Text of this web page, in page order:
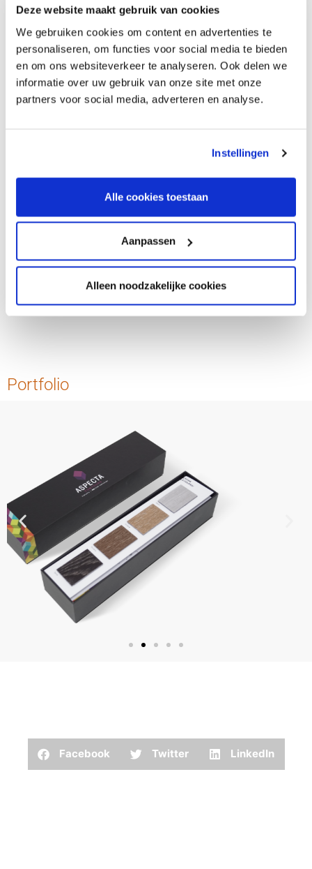
Deze website maakt gebruik van cookies
We gebruiken cookies om content en advertenties te
personaliseren, om functies voor social media te bieden
en om ons websiteverkeer te analyseren. Ook delen we
informatie over uw gebruik van onze site met onze
partners voor social media, adverteren en analyse.
Instellingen
Alle cookies toestaan
Aanpassen
Alleen noodzakelijke cookies
(door en door)
Buitenzijde doos en deksel kunnen worden voorzien
van full colour drukwerk en laminaat
Eén, twee of zelfs vier vouwbare open zijde(s)
De doos kan worden voorzien van een interieur
passend bij uw product
Deksel met foliedruk voor elk logo of afbeelding,
Voor meer informatie en het aanvragen van een box, zie
Cantobox
-350px;}@media (max-width:767px) {.wp-image-10180
{display:none!important;}}li { list-style: disc; margin-left:
20px;}
Portfolio
Facebook Twitter LinkedIn